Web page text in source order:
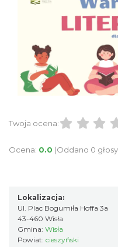
Wystawa
Wisła
Twoja ocena:
Ocena: 0.0 (Oddano 0
Lokalizacja:
Ul. Plac Bogumiła Hoffa 3a
43-460 Wisła
Gmina: Wisła
Powiat: cieszyński